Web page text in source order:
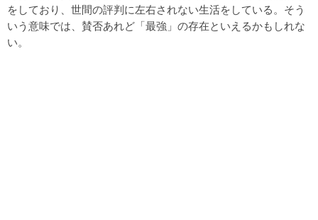
をしており、世間の評判に左右されない生活をしている。そう
いう意味では、賛否あれど「最強」の存在といえるかもしれな
い。